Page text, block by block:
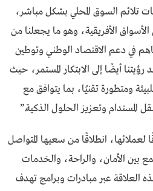
تلائم السوق المحلي بشكل مباشر،
الأسواق الأفريقية، وهو ما يجعلنا من
في دعم الاقتصاد الوطني وتوطين
أيضًا إلى الابتكار المستمر، حيث
ومتطورة تقنيًا، بما يتوافق مع
المستدام وتعزيز الحلول الذكية.”
انطلاقًا من سعيها المتواصل
بين الأمان، والراحة، والخدمات
العلاقة عبر مبادرات وبرامج تهدف